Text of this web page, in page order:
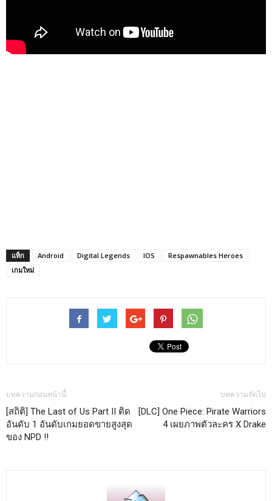
แท็ก Android Digital Legends IOS
Respawnables Heroes
เกมใหม่
บทความก่อนหน้านี้
[สถิติ] The Last of Us Part II ติด
อันดับ 1 อันดับเกมยอดขายสูงสุด
ของ NPD !!
บทความถัดไป
[DLC] One Piece: Pirate Warriors
4 เผยภาพตัวละคร X Drake